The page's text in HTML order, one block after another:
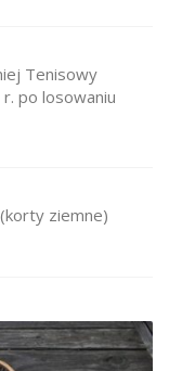
Tenisowy
r. po losowaniu
ziemne)